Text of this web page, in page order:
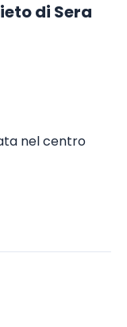
di Sera
nel centro